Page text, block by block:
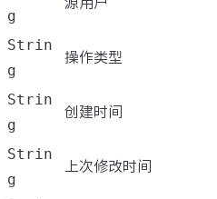
g
Strin
g
操作类型
Strin
g
创建时间
Strin
g
上次修改时间